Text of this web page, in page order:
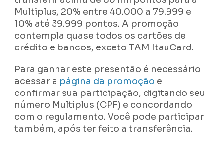
Multiplus, 20% entre 40.000 a 79.999 e
10% até 39.999 pontos. A promoção
contempla quase todos os cartões de
crédito e bancos, exceto TAM ItauCard.
Para ganhar este presentão é necessário
acessar a página da promoção e
confirmar sua participação, digitando seu
número Multiplus (CPF) e concordando
com o regulamento. Você pode participar
também, após ter feito a transferência.